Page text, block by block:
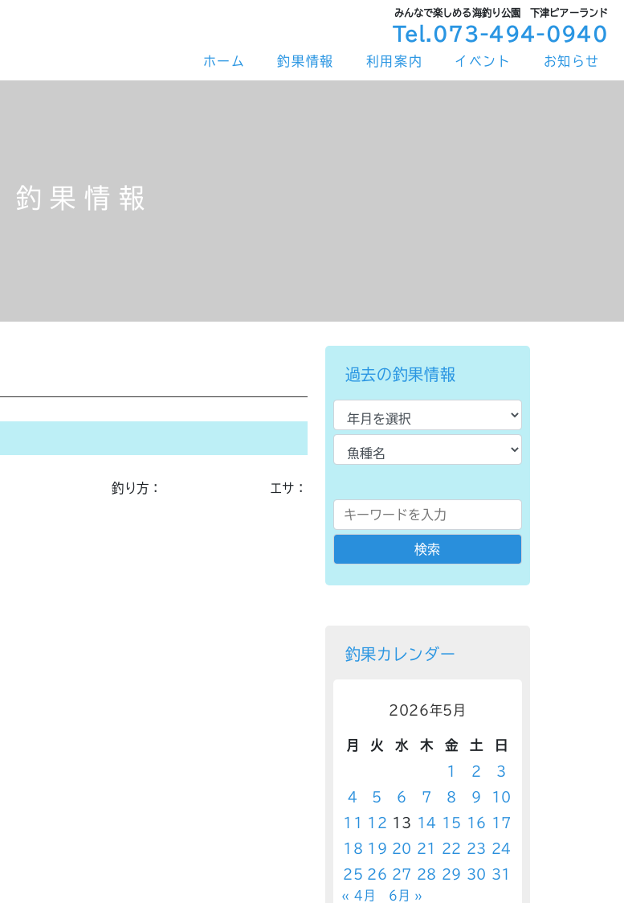
みんなで楽しめる海釣り公園 下津ピアーランド
Tel.073-494-0940
ホーム 釣果情報 利用案内 イベント お知らせ
釣果情報
釣り方： エサ：
過去の釣果情報
釣果カレンダー
2026年5月
月 火 水 木 金 土
日
1
2
3
4
5 6 7 8 9
10
11
12 13 14 15 16
17
18 19 20 21 22 23
24
25 26 27 28 29 30 31
« 4月 6月 »